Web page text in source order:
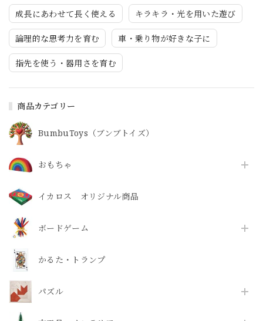
成長にあわせて長く使える キラキラ・光を用いた遊び
論理的な思考力を育む 車・乗り物が好きな子に
指先を使う・器用さを育む
商品カテゴリー
BumbuToys（ブンブトイズ）
おもちゃ
イカロス オリジナル商品
ボードゲーム
かるた・トランプ
パズル